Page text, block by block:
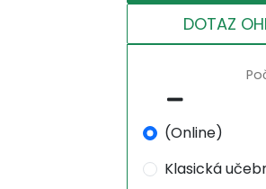
DOTAZ
(Online)
Klasická